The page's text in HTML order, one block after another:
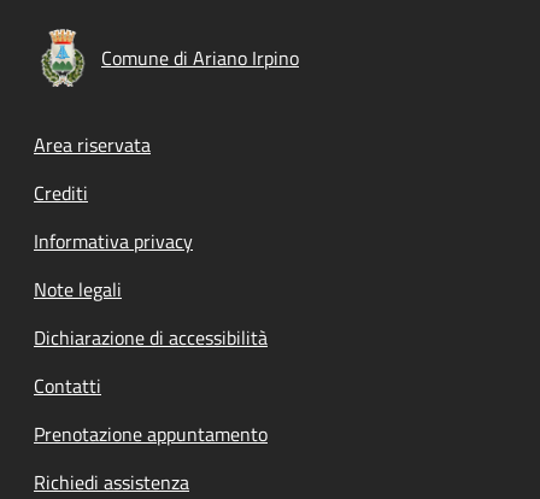
Comune di Ariano Irpino
Footer menu
Area riservata
Crediti
Informativa privacy
Note legali
Dichiarazione di accessibilità
Contatti
Prenotazione appuntamento
Richiedi assistenza